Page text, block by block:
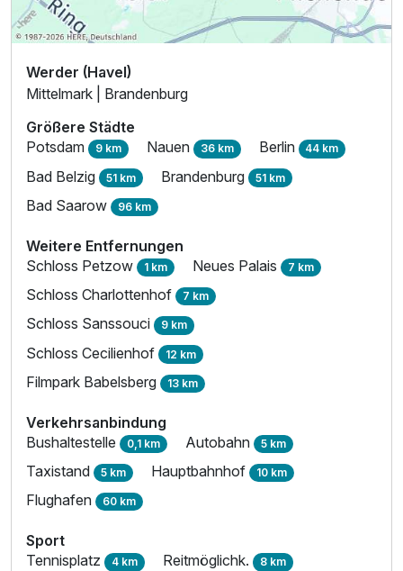
Werder (Havel)
Mittelmark | Brandenburg
Größere Städte
Potsdam 9 km Nauen 36 km Berlin 44 km
Bad Belzig 51 km Brandenburg 51 km
Bad Saarow 96 km
Weitere Entfernungen
Schloss Petzow 1 km Neues Palais 7 km
Schloss Charlottenhof 7 km
Schloss Sanssouci 9 km
Schloss Cecilienhof 12 km
Filmpark Babelsberg 13 km
Verkehrsanbindung
Bushaltestelle 0,1 km Autobahn 5 km
Taxistand 5 km Hauptbahnhof 10 km
Flughafen 60 km
Sport
Tennisplatz 4 km Reitmöglichk. 8 km